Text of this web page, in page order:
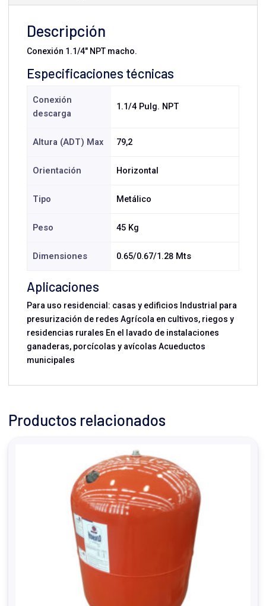
Descripción
Conexión 1.1/4" NPT macho.
Especificaciones técnicas
Conexión
descarga
1.1/4 Pulg. NPT
Altura (ADT) Max 79,2
Orientación Horizontal
Tipo Metálico
Peso 45 Kg
Dimensiones 0.65/0.67/1.28 Mts
Aplicaciones
Para uso residencial: casas y edificios Industrial para
presurización de redes Agrícola en cultivos, riegos y
residencias rurales En el lavado de instalaciones
ganaderas, porcícolas y avícolas Acueductos
municipales
Productos relacionados